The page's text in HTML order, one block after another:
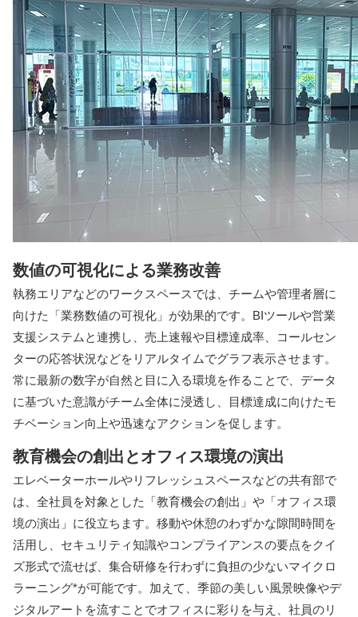
数値の可視化による業務改善
執務エリアなどのワークスペースでは、チームや管理者層に
向けた「業務数値の可視化」が効果的です。BIツールや営業
支援システムと連携し、売上速報や目標達成率、コールセン
ターの応答状況などをリアルタイムでグラフ表示させます。
常に最新の数字が自然と目に入る環境を作ることで、データ
に基づいた意識がチーム全体に浸透し、目標達成に向けたモ
チベーション向上や迅速なアクションを促します。
教育機会の創出とオフィス環境の演出
エレベーターホールやリフレッシュスペースなどの共有部で
は、全社員を対象とした「教育機会の創出」や「オフィス環
境の演出」に役立ちます。移動や休憩のわずかな隙間時間を
活用し、セキュリティ知識やコンプライアンスの要点をクイ
ズ形式で流せば、集合研修を行わずに負担の少ないマイクロ
ラーニング*が可能です。加えて、季節の美しい風景映像やデ
ジタルアートを流すことでオフィスに彩りを与え、社員のリ